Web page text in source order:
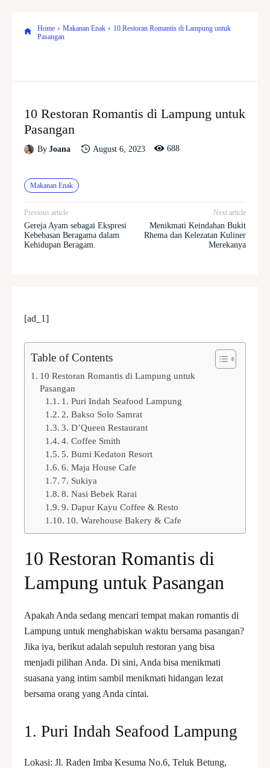
Home Makanan Enak
10 Restoran Romantis di Lampung untuk
Pasangan
10 Restoran Romantis di Lampung untuk
Pasangan
By Joana August 6, 2023 688
Makanan Enak
Previous article
Gereja Ayam sebagai Ekspresi
Kebebasan Beragama dalam
Kehidupan Beragam.
Next article
Menikmati Keindahan Bukit
Rhema dan Kelezatan Kuliner
Merekanya
[ad_1]
Table of Contents
10 Restoran Romantis di Lampung untuk
Pasangan
1. Puri Indah Seafood Lampung
2. Bakso Solo Samrat
3. D’Queen Restaurant
4. Coffee Smith
5. Bumi Kedaton Resort
6. Maja House Cafe
7. Sukiya
8. Nasi Bebek Rarai
9. Dapur Kayu Coffee & Resto
10. Warehouse Bakery & Cafe
10 Restoran Romantis di
Lampung untuk Pasangan
Apakah Anda sedang mencari tempat makan romantis di
Lampung untuk menghabiskan waktu bersama pasangan?
Jika iya, berikut adalah sepuluh restoran yang bisa
menjadi pilihan Anda. Di sini, Anda bisa menikmati
suasana yang intim sambil menikmati hidangan lezat
bersama orang yang Anda cintai.
1. Puri Indah Seafood Lampung
Lokasi: Jl. Raden Imba Kesuma No.6, Teluk Betung,